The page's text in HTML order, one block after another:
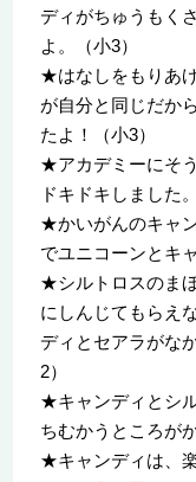
ディがちゅうもく
よ。（小3）
★はなしをもりあ
が自分と同じだか
たよ！（小3）
★アカデミーにそ
ドキドキしました
★かいがんのキャ
でユニコーンとキ
★シルトロスのま
にしんじてもらえ
ディとセアラがな
2）
★キャンディとシ
ちむかうところが
★キャンディは、